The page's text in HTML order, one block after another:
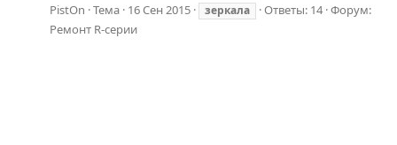
PistOn Тема 16 Сен 2015 зеркала Ответы: 14 Форум:
Ремонт R-серии